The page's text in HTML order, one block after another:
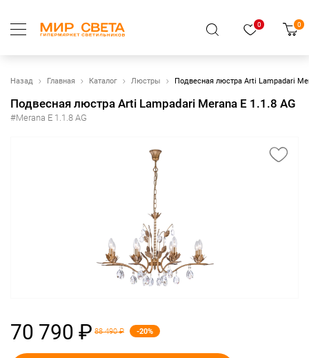
0 0
Назад Главная Каталог Люстры Подвесная люстра Arti Lampadari
Подвесная люстра Arti Lampadari Merana E 1.1.8 AG
#Merana E 1.1.8 AG
70 790 ₽ 88 490 ₽ -20%